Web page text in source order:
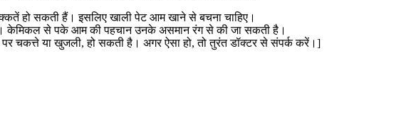
हो सकती हैं। इसलिए खाली पेट आम खाने से बचना चाहिए।
केमिकल से पके आम की पहचान उनके असमान रंग से की जा सकती है।
चकत्ते या खुजली, हो सकती है। अगर ऐसा हो, तो तुरंत डॉक्टर से संपर्क करें।]